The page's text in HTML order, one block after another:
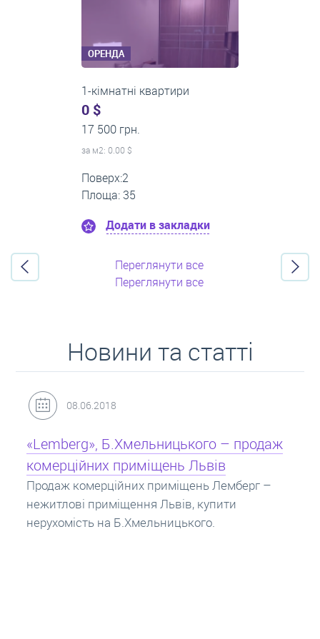
ОРЕНДА
3-кімнатні квартири
500 $
0 грн.
за м2: 8.33 $
Поверх:3
Площа: 60
Додати в закладки
Переглянути все
Переглянути все
Новини та статті
31.05.2018
Кредит під заставу нерухомості: іпотека
Іпотека на квартиру – кредит на житло під
заставу нерухомості. Купити в іпотеку – що
потрібно знати? Консультація від Експертів
про іпотечні кредити.